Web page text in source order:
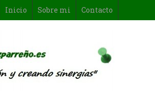
Inicio Sobre mi Contacto